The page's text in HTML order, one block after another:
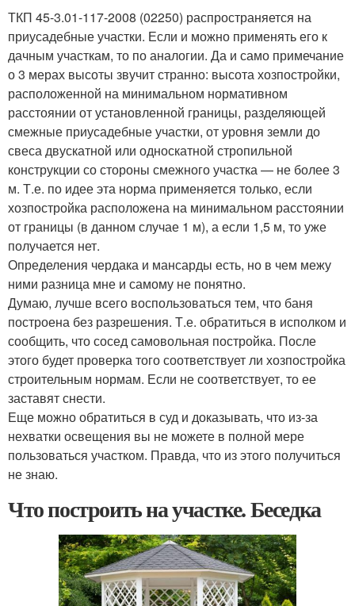
ТКП 45-3.01-117-2008 (02250) распространяется на
приусадебные участки. Если и можно применять его к
дачным участкам, то по аналогии. Да и само примечание
о 3 мерах высоты звучит странно: высота хозпостройки,
расположенной на минимальном нормативном
расстоянии от установленной границы, разделяющей
смежные приусадебные участки, от уровня земли до
свеса двускатной или односкатной стропильной
конструкции со стороны смежного участка — не более 3
м. Т.е. по идее эта норма применяется только, если
хозпостройка расположена на минимальном расстоянии
от границы (в данном случае 1 м), а если 1,5 м, то уже
получается нет.
Определения чердака и мансарды есть, но в чем межу
ними разница мне и самому не понятно.
Думаю, лучше всего воспользоваться тем, что баня
построена без разрешения. Т.е. обратиться в исполком и
сообщить, что сосед самовольная постройка. После
этого будет проверка того соответствует ли хозпостройка
строительным нормам. Если не соответствует, то ее
заставят снести.
Еще можно обратиться в суд и доказывать, что из-за
нехватки освещения вы не можете в полной мере
пользоваться участком. Правда, что из этого получиться
не знаю.
Что построить на участке. Беседка